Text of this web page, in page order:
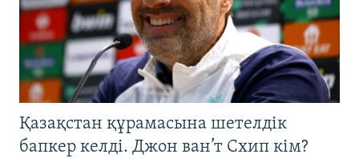
Қазақстан құрамасына шетелдік
бапкер келді. Джон ван’т Схип кім?